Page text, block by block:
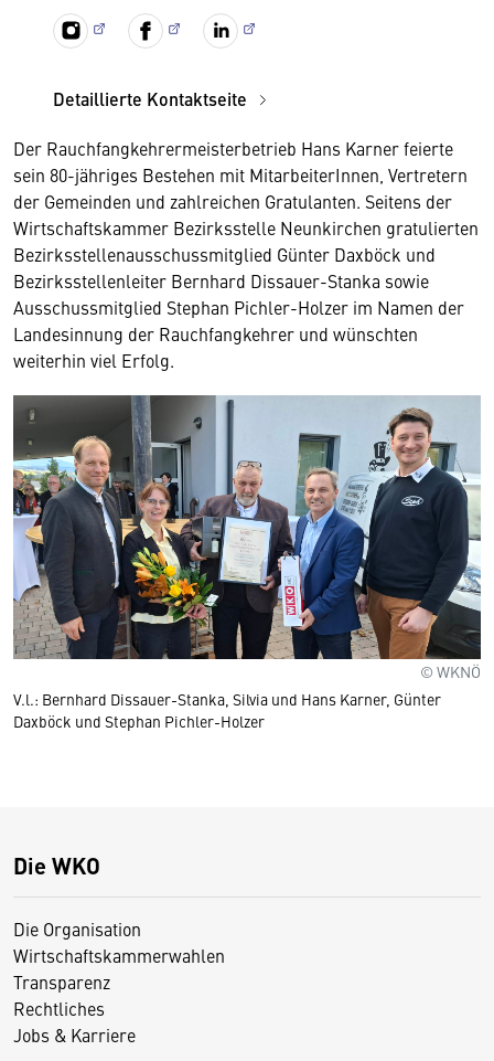
Detaillierte Kontaktseite
Der Rauchfangkehrermeisterbetrieb Hans Karner feierte
sein 80-jähriges Bestehen mit MitarbeiterInnen, Vertretern
der Gemeinden und zahlreichen Gratulanten. Seitens der
Wirtschaftskammer Bezirksstelle Neunkirchen gratulierten
Bezirksstellenausschussmitglied Günter Daxböck und
Bezirksstellenleiter Bernhard Dissauer-Stanka sowie
Ausschussmitglied Stephan Pichler-Holzer im Namen der
Landesinnung der Rauchfangkehrer und wünschten
weiterhin viel Erfolg.
© WKNÖ
V.l.: Bernhard Dissauer-Stanka, Silvia und Hans Karner, Günter
Daxböck und Stephan Pichler-Holzer
Die WKO
Die Organisation
Wirtschaftskammerwahlen
Transparenz
Rechtliches
Jobs & Karriere